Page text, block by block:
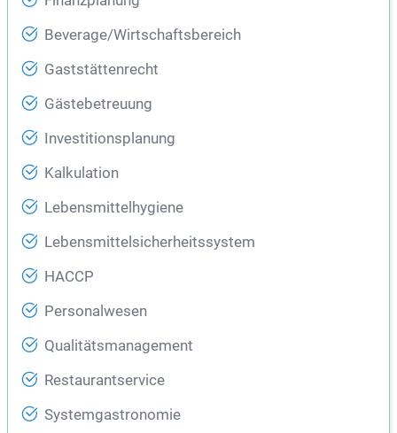
Beverage/Wirtschaftsbereich
Gaststättenrecht
Gästebetreuung
Investitionsplanung
Kalkulation
Lebensmittelhygiene
Lebensmittelsicherheitssystem
HACCP
Personalwesen
Qualitätsmanagement
Restaurantservice
Systemgastronomie